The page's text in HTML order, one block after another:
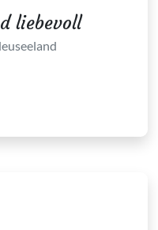
liebevoll